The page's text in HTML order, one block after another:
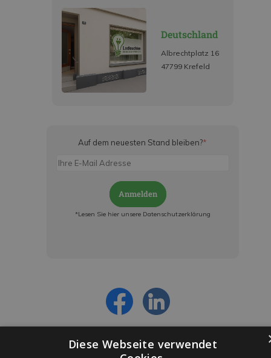
Deutschland
Albrechtplatz 16
47799 Krefeld
Auf dem neuesten Stand bleiben?*
Anmelden
*Lesen Sie hier unsere Datenschutzerklärung
Diese Webseite verwendet